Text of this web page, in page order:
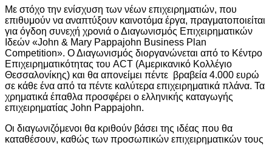
Με στόχο την ενίσχυση των νέων επιχειρηματιών, που
επιθυμούν να αναπτύξουν καινοτόμα έργα, πραγματοποιείται
για όγδοη συνεχή χρονιά ο Διαγωνισμός Επιχειρηματικών
Ιδεών «John & Mary Pappajohn Business Plan
Competition». Ο Διαγωνισμός διοργανώνεται από το Κέντρο
Επιχειρηματικότητας του ACT (Αμερικανικό Κολλέγιο
Θεσσαλονίκης) και θα απονείμει πέντε βραβεία 4.000 ευρώ
σε κάθε ένα από τα πέντε καλύτερα επιχειρηματικά πλάνα. Τα
χρηματικά έπαθλα προσφέρει ο ελληνικής καταγωγής
επιχειρηματίας John Pappajohn.
Οι διαγωνιζόμενοι θα κριθούν βάσει της ιδέας που θα
καταθέσουν, καθώς των προσωπικών επιχειρηματικών τους